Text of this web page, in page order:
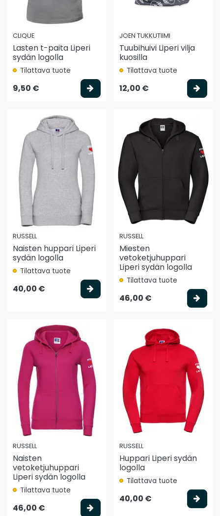
CLIQUE
Lasten t-paita Liperi
sydän logolla
Tilattava tuote
9,50 € Valitse vaihtoehto
JOEN TUKKUTIIMI
Tuubihuivi Liperi vilja
kuosilla
Tilattava tuote
12,00 €
RUSSELL
Naisten huppari Liperi
sydän logolla
Tilattava tuote
40,00 €
RUSSELL
Miesten
vetoketjuhuppari
Liperi sydän logolla
Tilattava tuote
46,00 €
RUSSELL
Naisten
vetoketjuhuppari
Liperi sydän logolla
Tilattava tuote
46,00 €
RUSSELL
Huppari Liperi sydän
logolla
Tilattava tuote
40,00 €